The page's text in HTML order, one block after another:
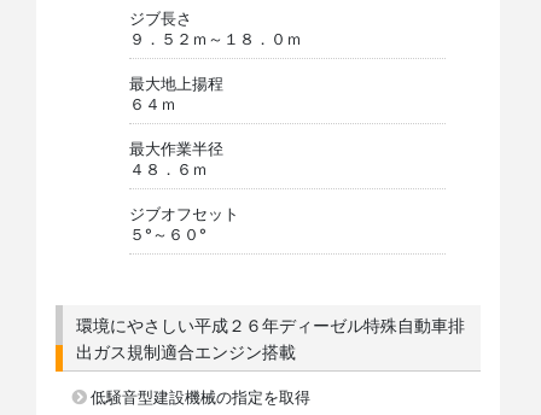
ジブ長さ
９．５２ｍ～１８．０ｍ
最大地上揚程
６４ｍ
最大作業半径
４８．６ｍ
ジブオフセット
５°～６０°
環境にやさしい平成２６年ディーゼル特殊自動車排
出ガス規制適合エンジン搭載
低騒音型建設機械の指定を取得